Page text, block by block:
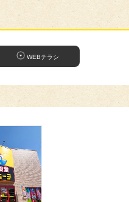
WEBチラシ